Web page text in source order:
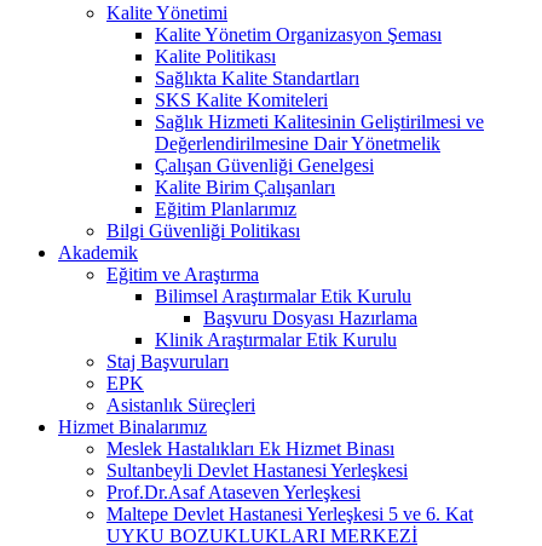
Kalite Yönetimi
Kalite Yönetim Organizasyon Şeması
Kalite Politikası
Sağlıkta Kalite Standartları
SKS Kalite Komiteleri
Sağlık Hizmeti Kalitesinin Geliştirilmesi ve
Değerlendirilmesine Dair Yönetmelik
Çalışan Güvenliği Genelgesi
Kalite Birim Çalışanları
Eğitim Planlarımız
Bilgi Güvenliği Politikası
Akademik
Eğitim ve Araştırma
Bilimsel Araştırmalar Etik Kurulu
Başvuru Dosyası Hazırlama
Klinik Araştırmalar Etik Kurulu
Staj Başvuruları
EPK
Asistanlık Süreçleri
Hizmet Binalarımız
Meslek Hastalıkları Ek Hizmet Binası
Sultanbeyli Devlet Hastanesi Yerleşkesi
Prof.Dr.Asaf Ataseven Yerleşkesi
Maltepe Devlet Hastanesi Yerleşkesi 5 ve 6. Kat
UYKU BOZUKLUKLARI MERKEZİ